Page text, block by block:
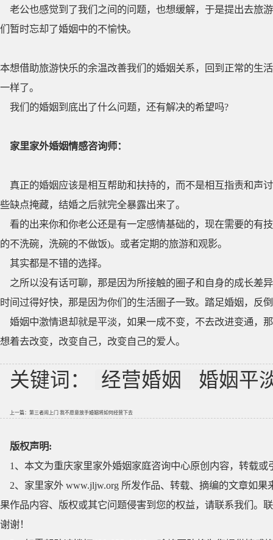
老公也感觉到了我们之间的问题，也想缓解，于是提出去旅
们暂时忘却了婚姻中的不愉快。
本想借助旅游快乐的余温改善我们的婚姻关系，回到正常的生
一样了。
我们的婚姻到底出了什么问题，还有解决的希望吗?
家里家外婚姻情感咨询师：
真正的婚姻应该是相互帮助和扶持的，而不是相互指责和声
些缺点掩藏，结婚之后就完全暴露出来了。
看的出来你和你老公还是有一定感情基础的，现在需要的有
的不洗碗，洗碗的不做饭)。或者定期的旅游和观影。
其实都是不错的选择。
之所以没有话可聊，那是因为所接触的圈子和自身的成长差
时间过得好快，那是因为你们的生活圈子一致。踏足婚姻，反
婚姻中激情退却就是平淡，如果一成不变，不去改进变通，
想着去改变，改变自己，改变自己的爱人。
关键词： 经营婚姻 婚姻平
上一篇： 第三者闹上门 我不愿意放手婚姻将如何经营下去
版权声明:
1、本文为重庆家里家外婚姻家庭咨询中心原创内容，转载
2、家里家外 www.jljw.org 所发作品、转载、摘编的文章如
果作品内容、版权或其它问题侵害到您的权益，请联系我们。
谢谢！